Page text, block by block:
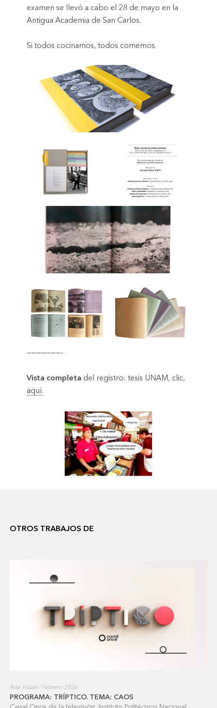
examen se llevó a cabo el 28 de mayo en la
Antigua Academia de San Carlos.
Si todos cocinamos, todos comemos.
———————-
Vista completa del registro: tesis UNAM, clic,
aquí.
OTROS TRABAJOS DE
Arte Visual / Febrero 2026
PROGRAMA: TRÍPTICO. TEMA: CAOS